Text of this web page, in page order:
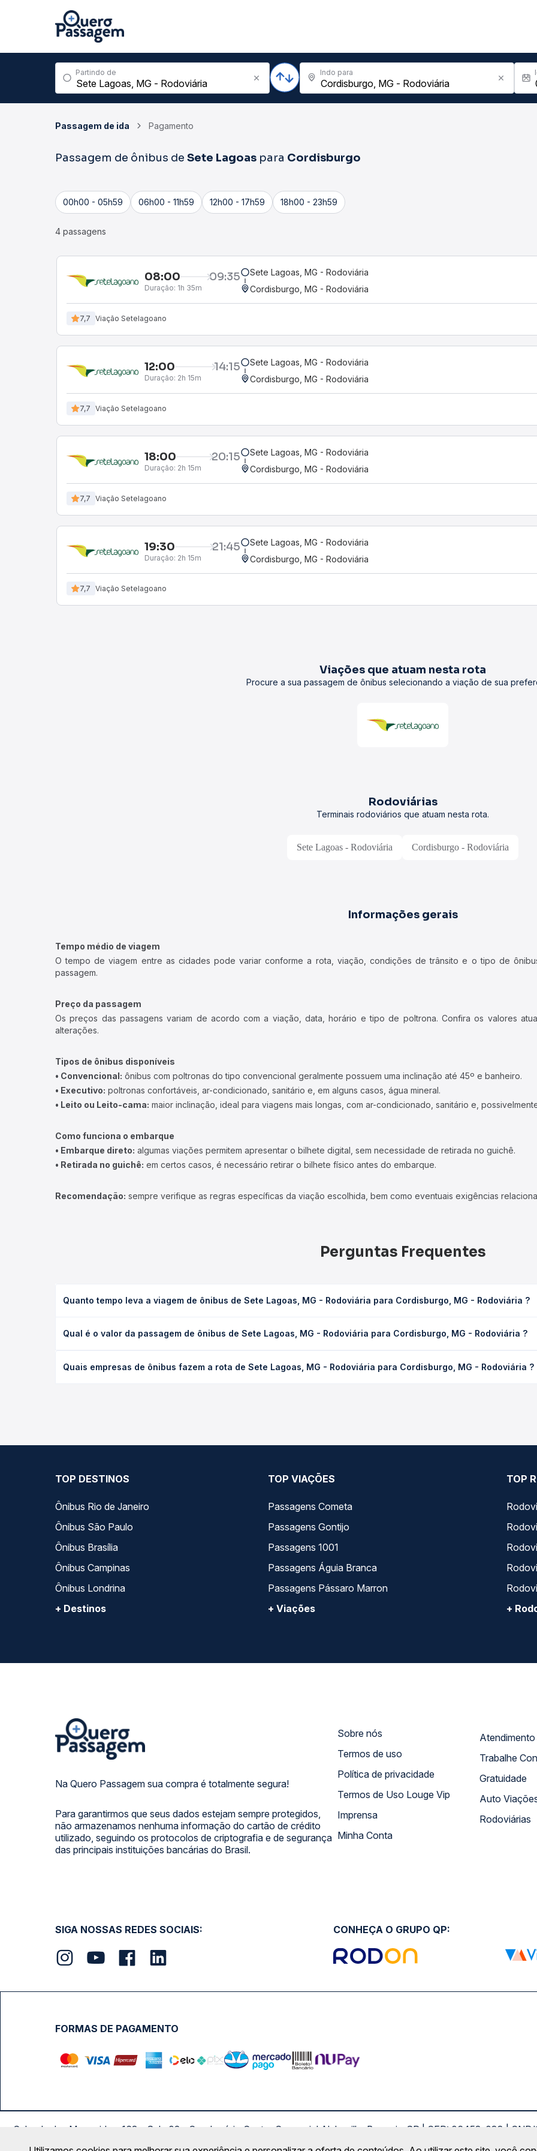
Partindo de Indo para
Passagem de ida Pagamento
Passagem de ônibus de Sete Lagoas para Cordisburgo
00h00 - 05h59 06h00 - 11h59 12h00 - 17h59 18h00 - 23h59
4 passagens
08:00 09:35
Duração: 1h 35m
Sete Lagoas, MG - Rodoviária
Cordisburgo, MG - Rodoviária
7,7 Viação Setelagoano
12:00 14:15
Duração: 2h 15m
Sete Lagoas, MG - Rodoviária
Cordisburgo, MG - Rodoviária
7,7 Viação Setelagoano
18:00 20:15
Duração: 2h 15m
Sete Lagoas, MG - Rodoviária
Cordisburgo, MG - Rodoviária
7,7 Viação Setelagoano
19:30 21:45
Duração: 2h 15m
Sete Lagoas, MG - Rodoviária
Cordisburgo, MG - Rodoviária
7,7 Viação Setelagoano
Viações que atuam nesta rota
Procure a sua passagem de ônibus selecionando a viação de sua
Rodoviárias
Terminais rodoviários que atuam nesta rota.
Sete Lagoas - Rodoviária Cordisburgo - Rodoviária
Informações gerais
Tempo médio de viagem
O tempo de viagem entre as cidades pode variar conforme a rota, viação, condições de trânsito e o tipo de
passagem.
Preço da passagem
Os preços das passagens variam de acordo com a viação, data, horário e tipo de poltrona. Confira os valores
alterações.
Tipos de ônibus disponíveis
• Convencional: ônibus com poltronas do tipo convencional geralmente possuem uma inclinação até 45º e banheiro.
• Executivo: poltronas confortáveis, ar-condicionado, sanitário e, em alguns casos, água mineral.
• Leito ou Leito-cama: maior inclinação, ideal para viagens mais longas, com ar-condicionado, sanitário e,
Como funciona o embarque
• Embarque direto: algumas viações permitem apresentar o bilhete digital, sem necessidade de retirada no guichê.
• Retirada no guichê: em certos casos, é necessário retirar o bilhete físico antes do embarque.
Recomendação: sempre verifique as regras específicas da viação escolhida, bem como eventuais exigências
Perguntas Frequentes
Quanto tempo leva a viagem de ônibus de Sete Lagoas, MG - Rodoviária para Cordisburgo, MG - Rodoviária ?
(convencional, executivo ou leito) e as condições de tráfego. Na Quero Passagem você consulta os horários
Qual é o valor da passagem de ônibus de Sete Lagoas, MG - Rodoviária para Cordisburgo, MG - Rodoviária ?
empresa, o tipo de poltrona e a antecedência da compra. Na Quero Passagem você compara os preços de todas as
Quais empresas de ônibus fazem a rota de Sete Lagoas, MG - Rodoviária para Cordisburgo, MG - Rodoviária ?
TOP DESTINOS
Ônibus Rio de Janeiro
Ônibus São Paulo
Ônibus Brasília
Ônibus Campinas
Ônibus Londrina
+ Destinos
TOP VIAÇÕES
Passagens Cometa
Passagens Gontijo
Passagens 1001
Passagens Águia Branca
Passagens Pássaro Marron
+ Viações
TOP
+
Na Quero Passagem sua compra é totalmente segura!
Para garantirmos que seus dados estejam sempre protegidos,
não armazenamos nenhuma informação do cartão de crédito
utilizado, seguindo os protocolos de criptografia e de segurança
das principais instituições bancárias do Brasil.
Sobre nós
Termos de uso
Política de privacidade
Termos de Uso Louge Vip
Imprensa
Minha Conta
Trabalhe
Gratuidade
Auto
Rodoviárias
SIGA NOSSAS REDES SOCIAIS: CONHEÇA O GRUPO QP:
FORMAS DE PAGAMENTO
Calçada das Margaridas, 163 - Sala 02 - Condomínio Centro Comercial Alphaville, Barueri - SP | CEP: 06453-038 |
Copyright 2026 © QueroPassagem.com.br